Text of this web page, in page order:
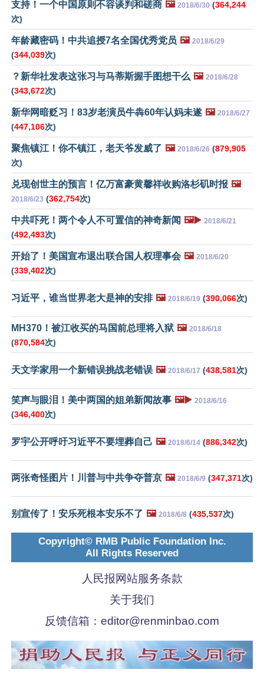
支持！一个中国原则不容谈判和磋商 🖼️ 2018/6/30 (364,244
次)
年龄藏密码！中共追授7名全国优秀党员 🖼️ 2018/6/29
(344,039次)
？新华社发表这张习与马蒂斯握手图想干么 🖼️ 2018/6/28
(343,672次)
新华网暗贬习！83岁老演员牛犇60年认妈未遂 🖼️ 2018/6/27
(447,106次)
聚焦镇江！你不镇江，老天爷发威了 🖼️ 2018/6/26 (879,905
次)
兑现创世主的预言！亿万富豪黄馨祥收购洛杉矶时报 🖼️
2018/6/23 (362,754次)
中共吓死！两个令人不可置信的神奇新闻 🖼️▶️ 2018/6/21
(492,493次)
开始了！美国宣布退出联合国人权理事会 🖼️ 2018/6/20
(339,402次)
习近平，谁当世界老大是神的安排 🖼️ 2018/6/19 (390,066次)
MH370！被江收买的马国前总理将入狱 🖼️ 2018/6/18
(870,584次)
天文学家用一个新错误挑战老错误 🖼️ 2018/6/17 (438,581次)
笑声与眼泪！美中两国的姐弟新闻故事 🖼️▶️ 2018/6/16
(346,400次)
罗宇公开呼吁习近平不要埋葬自己 🖼️ 2018/6/14 (886,342次)
两张奇怪图片！川普与中共争夺普京 🖼️ 2018/6/9 (347,371次)
别宣传了！安乐死根本安乐不了 🖼️ 2018/6/8 (435,537次)
Copyright© RMB Public Foundation Inc.
All Rights Reserved
人民报网站服务条款
关于我们
反馈信箱： editor@renminbao.com